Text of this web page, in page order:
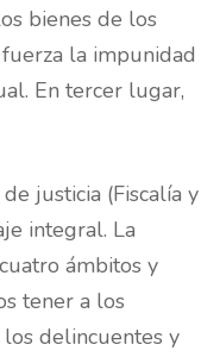
bienes de los
la impunidad
En tercer lugar,
justicia (Fiscalía y
integral. La
ámbitos y
tener a los
delincuentes y